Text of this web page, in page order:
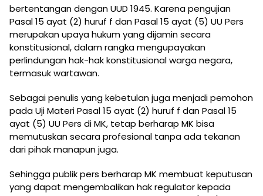
bertentangan dengan UUD 1945. Karena pengujian
Pasal 15 ayat (2) huruf f dan Pasal 15 ayat (5) UU Pers
merupakan upaya hukum yang dijamin secara
konstitusional, dalam rangka mengupayakan
perlindungan hak-hak konstitusional warga negara,
termasuk wartawan.
Sebagai penulis yang kebetulan juga menjadi pemohon
pada Uji Materi Pasal 15 ayat (2) huruf f dan Pasal 15
ayat (5) UU Pers di MK, tetap berharap MK bisa
memutuskan secara profesional tanpa ada tekanan
dari pihak manapun juga.
Sehingga publik pers berharap MK membuat keputusan
yang dapat mengembalikan hak regulator kepada